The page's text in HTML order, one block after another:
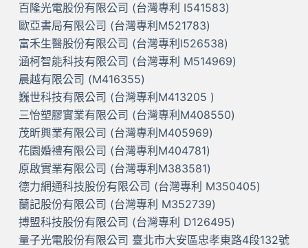
百隆光電股份有限公司 (台灣專利 I541583)
歐亞書局有限公司 (台灣專利M521783)
富禾生醫股份有限公司 (台灣專利I526538)
涵柯智能科技有限公司 (台灣專利 M514969)
晨越有限公司 (M416355)
巍世科技有限公司 (台灣專利M413205 )
三怡塑膠實業有限公司 (台灣專利M408550)
茂昕興業有限公司 (台灣專利M405969)
花園婚禮有限公司 (台灣專利M404781)
原啟實業有限公司 (台灣專利M383581)
德力網通科技股份有限公司 (台灣專利 M350405)
蘭記股份有限公司 (台灣專利 M352739)
搏盟科技股份有限公司 (台灣專利 D126495)
量子光電股份有限公司 臺北市大安區忠孝東路4段132號